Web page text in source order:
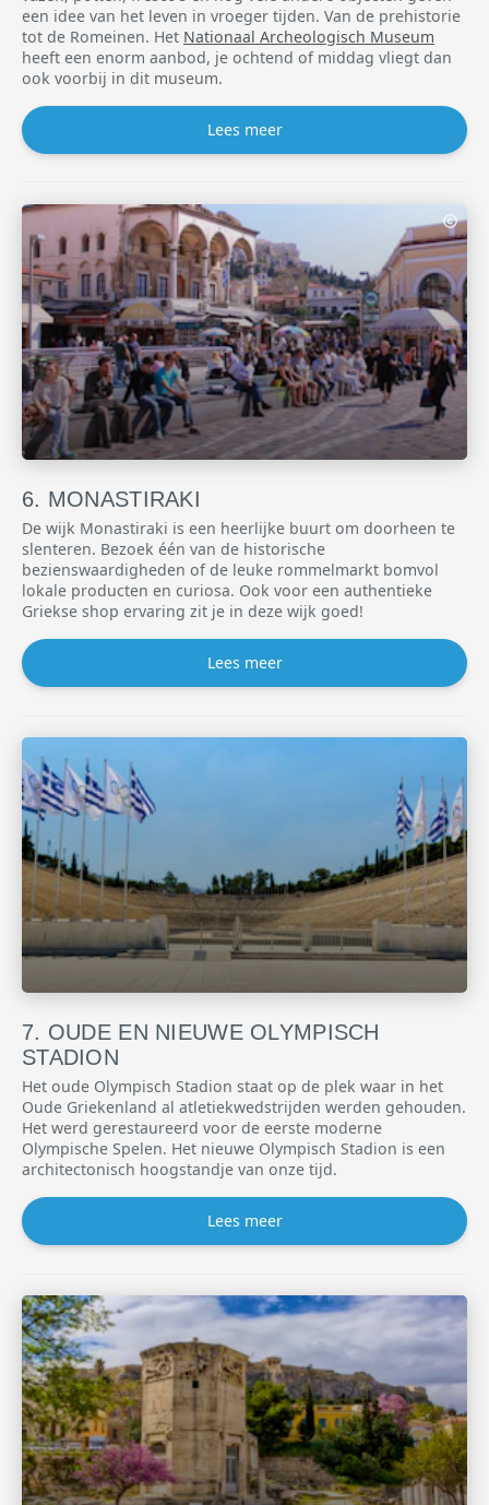
een idee van het leven in vroeger tijden. Van de prehistorie
tot de Romeinen. Het Nationaal Archeologisch Museum
heeft een enorm aanbod, je ochtend of middag vliegt dan
ook voorbij in dit museum.
Lees meer
MONASTIRAKI
De wijk Monastiraki is een heerlijke buurt om doorheen te
slenteren. Bezoek één van de historische
bezienswaardigheden of de leuke rommelmarkt bomvol
lokale producten en curiosa. Ook voor een authentieke
Griekse shop ervaring zit je in deze wijk goed!
Lees meer
OUDE EN NIEUWE OLYMPISCH
STADION
Het oude Olympisch Stadion staat op de plek waar in het
Oude Griekenland al atletiekwedstrijden werden gehouden.
Het werd gerestaureerd voor de eerste moderne
Olympische Spelen. Het nieuwe Olympisch Stadion is een
architectonisch hoogstandje van onze tijd.
Lees meer